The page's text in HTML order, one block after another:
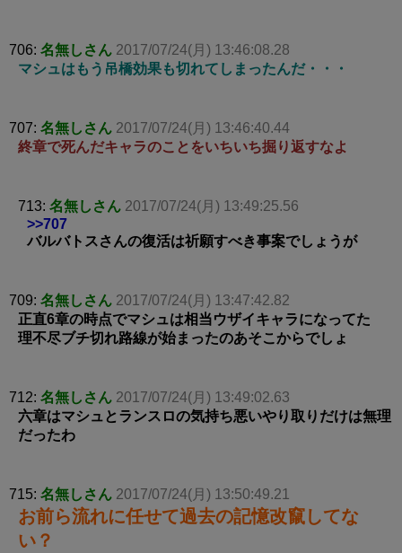
706: 名無しさん 2017/07/24(月) 13:46:08.28
マシュはもう吊橋効果も切れてしまったんだ・・・
707: 名無しさん 2017/07/24(月) 13:46:40.44
終章で死んだキャラのことをいちいち掘り返すなよ
713: 名無しさん 2017/07/24(月) 13:49:25.56
>>707
バルバトスさんの復活は祈願すべき事案でしょうが
709: 名無しさん 2017/07/24(月) 13:47:42.82
正直6章の時点でマシュは相当ウザイキャラになってた
理不尽ブチ切れ路線が始まったのあそこからでしょ
712: 名無しさん 2017/07/24(月) 13:49:02.63
六章はマシュとランスロの気持ち悪いやり取りだけは無理
だったわ
715: 名無しさん 2017/07/24(月) 13:50:49.21
お前ら流れに任せて過去の記憶改竄してな
い？